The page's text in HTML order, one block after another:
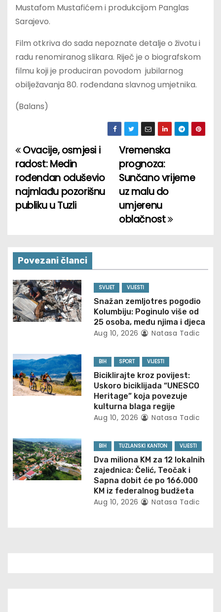
Mustafom Mustafićem i produkcijom Panglas
Sarajevo.
Film otkriva do sada nepoznate detalje o životu i
radu renomiranog slikara. Riječ je o biografskom
filmu koji je produciran povodom jubilarnog
obilježavanja 80. rođendana slavnog umjetnika.
(Balans)
P
o
s
t
a
v
i
g
t
i
Vremenska
prognoza:
Sunčano vrijeme
uz malu do
umjerenu
oblačnost
Ovacije, osmjesi i
radost: Medin
rođendan oduševio
najmlađu pozorišnu
publiku u Tuzli
Povezani članci
SVIJET VIJESTI
Snažan zemljotres pogodio
Kolumbiju: Poginulo više od
25 osoba, među njima i djeca
Aug 10, 2026 Natasa Tadic
BIH SPORT VIJESTI
Biciklirajte kroz povijest:
Uskoro biciklijada “UNESCO
Heritage” koja povezuje
kulturna blaga regije
Aug 10, 2026 Natasa Tadic
BIH TUZLANSKI KANTON VIJESTI
Dva miliona KM za 12 lokalnih
zajednica: Čelić, Teočak i
Sapna dobit će po 166.000
KM iz federalnog budžeta
Aug 10, 2026 Natasa Tadic